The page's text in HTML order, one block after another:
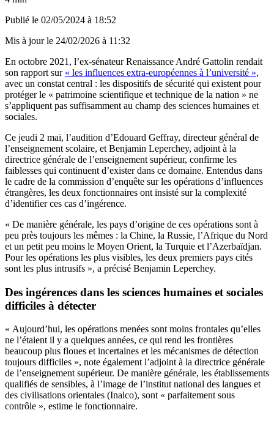
Publié le 02/05/2024 à 18:52
Mis à jour le 24/02/2026 à 11:32
En octobre 2021, l’ex-sénateur Renaissance André Gattolin rendait
son rapport sur « les influences extra-européennes à l’université »,
avec un constat central : les dispositifs de sécurité qui existent pour
protéger le « patrimoine scientifique et technique de la nation » ne
s’appliquent pas suffisamment au champ des sciences humaines et
sociales.
Ce jeudi 2 mai, l’audition d’Edouard Geffray, directeur général de
l’enseignement scolaire, et Benjamin Leperchey, adjoint à la
directrice générale de l’enseignement supérieur, confirme les
faiblesses qui continuent d’exister dans ce domaine. Entendus dans
le cadre de la commission d’enquête sur les opérations d’influences
étrangères, les deux fonctionnaires ont insisté sur la complexité
d’identifier ces cas d’ingérence.
« De manière générale, les pays d’origine de ces opérations sont à
peu près toujours les mêmes : la Chine, la Russie, l’Afrique du Nord
et un petit peu moins le Moyen Orient, la Turquie et l’Azerbaïdjan.
Pour les opérations les plus visibles, les deux premiers pays cités
sont les plus intrusifs », a précisé Benjamin Leperchey.
Des ingérences dans les sciences humaines et sociales
difficiles à détecter
« Aujourd’hui, les opérations menées sont moins frontales qu’elles
ne l’étaient il y a quelques années, ce qui rend les frontières
beaucoup plus floues et incertaines et les mécanismes de détection
toujours difficiles », note également l’adjoint à la directrice générale
de l’enseignement supérieur. De manière générale, les établissements
qualifiés de sensibles, à l’image de l’institut national des langues et
des civilisations orientales (Inalco), sont « parfaitement sous
contrôle », estime le fonctionnaire.